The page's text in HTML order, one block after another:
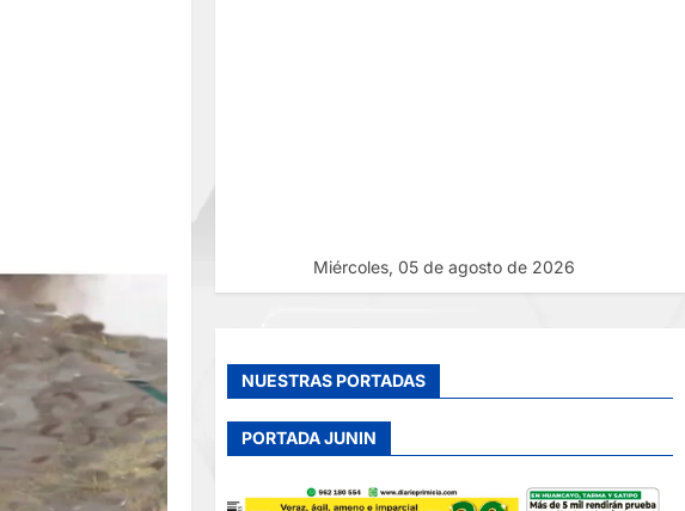
Miércoles, 05 de agosto de 2026
NUESTRAS PORTADAS
PORTADA JUNIN